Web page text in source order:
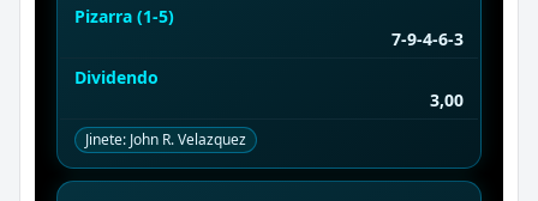
Pizarra (1-5)
7-9-4-6-3
Dividendo
3,00
Jinete: John R. Velazquez